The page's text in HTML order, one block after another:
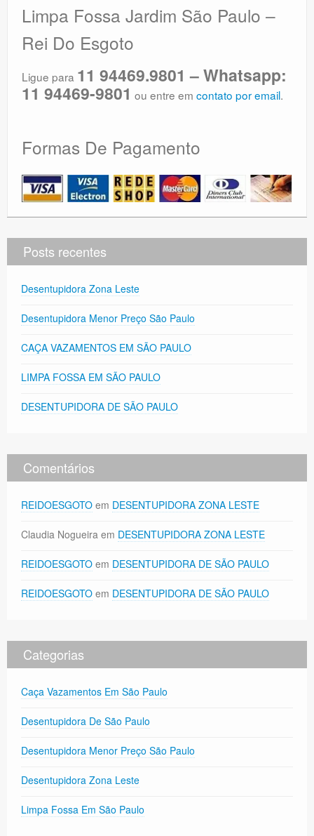
Limpa Fossa Jardim São Paulo –
Rei Do Esgoto
Ligue para 11 94469.9801 – Whatsapp:
11 94469-9801 ou entre em contato por email.
Formas De Pagamento
Posts recentes
Desentupidora Zona Leste
Desentupidora Menor Preço São Paulo
CAÇA VAZAMENTOS EM SÃO PAULO
LIMPA FOSSA EM SÃO PAULO
DESENTUPIDORA DE SÃO PAULO
Comentários
REIDOESGOTO em DESENTUPIDORA ZONA LESTE
Claudia Nogueira em DESENTUPIDORA ZONA LESTE
REIDOESGOTO em DESENTUPIDORA DE SÃO PAULO
REIDOESGOTO em DESENTUPIDORA DE SÃO PAULO
Categorias
Caça Vazamentos Em São Paulo
Desentupidora De São Paulo
Desentupidora Menor Preço São Paulo
Desentupidora Zona Leste
Limpa Fossa Em São Paulo